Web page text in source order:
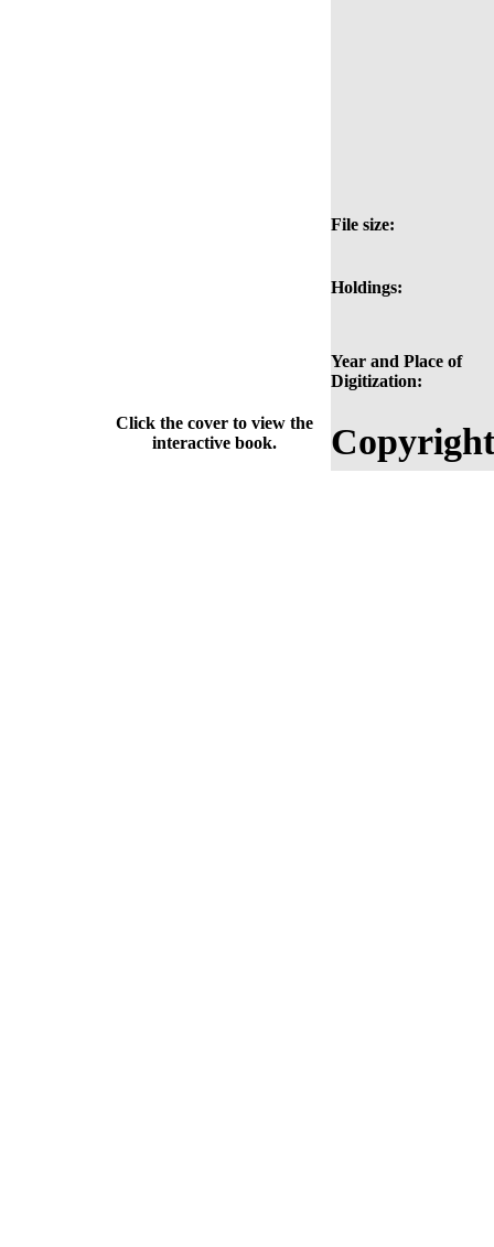
File size:
Holdings:
Year and Place of
Digitization:
Click the cover to view the
interactive book.